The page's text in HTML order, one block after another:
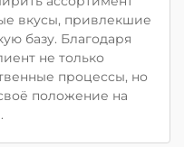
вкусы, привлекшие
базу. Благодаря
не только
процессы, но
положение на